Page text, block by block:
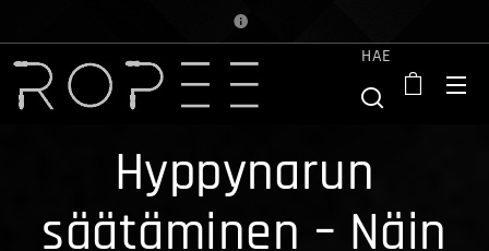
HAE
Hyppynarun
säätäminen – Näin